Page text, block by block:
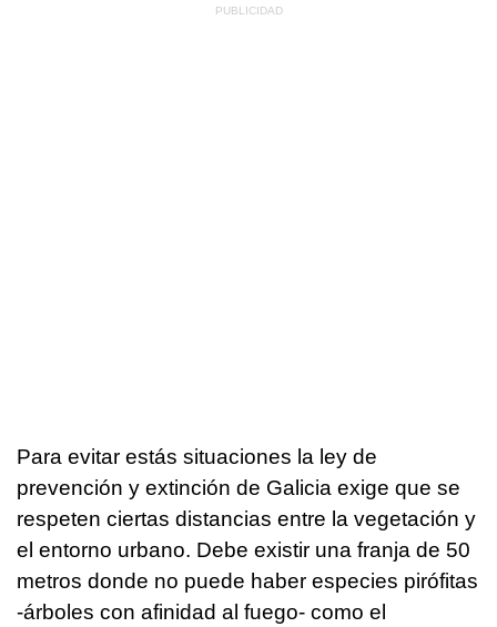
Para evitar estás situaciones la ley de
prevención y extinción de Galicia exige que se
respeten ciertas distancias entre la vegetación y
el entorno urbano. Debe existir una franja de 50
metros donde no puede haber especies pirófitas
-árboles con afinidad al fuego- como el